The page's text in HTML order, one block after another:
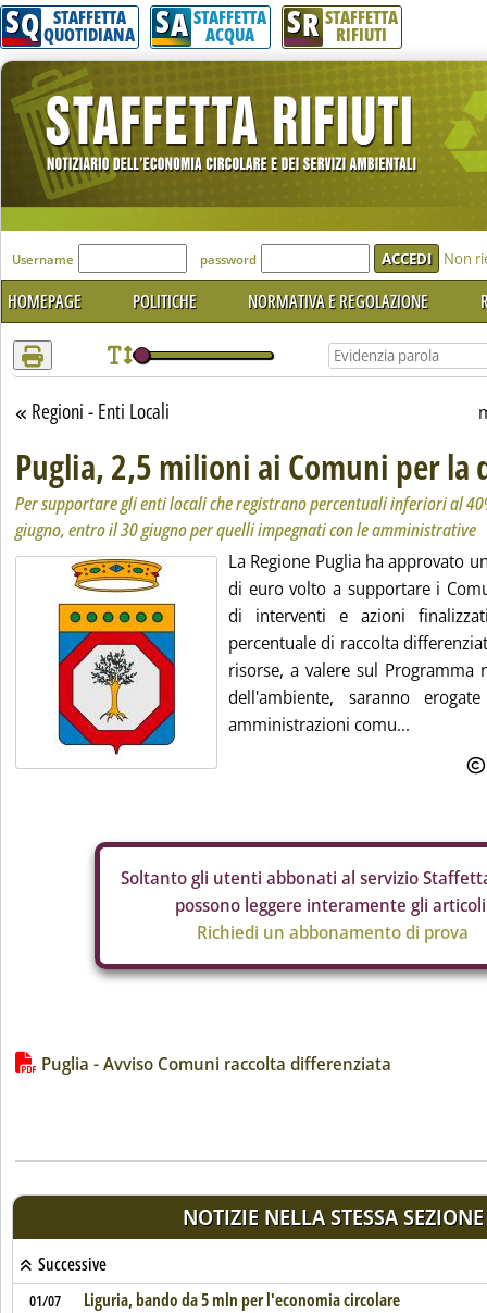
Attenzione! Esegui l'accesso per lèggere interamente la notizia.
SQ STAFFETTA
QUOTIDIANA SA STAFFETTA
ACQUA SR STAFFETTA
RIFIUTI
'Modulo Login per accedere'
Username password Non
HOMEPAGE POLITICHE NORMATIVA E REGOLAZIONE
Torna alla sezione
Regioni - Enti Locali
Puglia, 2,5 milioni ai Comuni per la
Per supportare gli enti locali che registrano percentuali inferiori al
giugno, entro il 30 giugno per quelli impegnati con le amministrative
La Regione Puglia ha approvato
di euro volto a supportare i
di interventi e azioni
percentuale di raccolta
risorse, a valere sul Programma
dell'ambiente, saranno
amministrazioni comu...
Soltanto gli utenti abbonati al servizio
possono leggere interamente gli
Richiedi un abbonamento di prova
Lista allegati PDF alla notizia
Puglia - Avviso Comuni raccolta differenziata
NOTIZIE NELLA STESSA SEZIONE
Successive
01/07 Liguria, bando da 5 mln per l'economia circolare